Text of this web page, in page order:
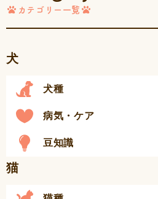
カテゴリー一覧
犬
犬種
病気・ケア
豆知識
猫